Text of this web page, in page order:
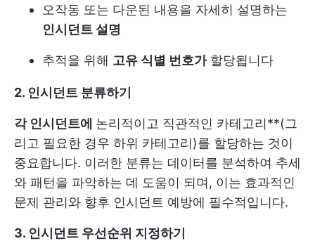
오작동 또는 다운된 내용을 자세히 설명하는
인시던트 설명
추적을 위해 고유 식별 번호가할당됩니다
2. 인시던트 분류하기
각 인시던트에 논리적이고 직관적인 카테고리**(그
리고 필요한 경우 하위 카테고리)를 할당하는 것이
중요합니다. 이러한 분류는 데이터를 분석하여 추세
와 패턴을 파악하는 데 도움이 되며, 이는 효과적인
문제 관리와 향후 인시던트 예방에 필수적입니다.
3. 인시던트 우선순위 지정하기